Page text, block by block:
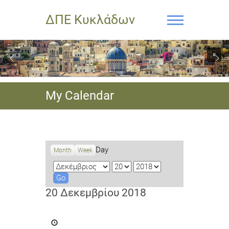
ΔΠΕ Κυκλάδων
My Calendar
Month Week Day
M
o
n
D
y
Y
a
20 Δεκεμβρίου 2018
ημερομηνία